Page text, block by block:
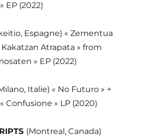
EP (2022)
Espagne) « Zementua
Atrapata » from
» EP (2022)
Italie) « No Futuro » +
Confusione » LP (2020)
(Montreal, Canada)